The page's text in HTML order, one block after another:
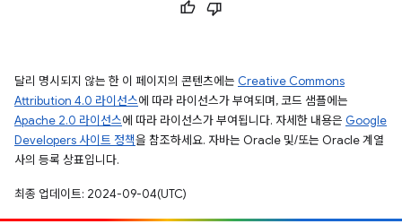
달리 명시되지 않는 한 이 페이지의 콘텐츠에는 Creative Commons
Attribution 4.0 라이선스에 따라 라이선스가 부여되며, 코드 샘플에는
Apache 2.0 라이선스에 따라 라이선스가 부여됩니다. 자세한 내용은 Google
Developers 사이트 정책을 참조하세요. 자바는 Oracle 및/또는 Oracle 계열
사의 등록 상표입니다.
최종 업데이트: 2024-09-04(UTC)